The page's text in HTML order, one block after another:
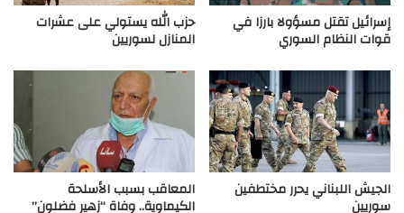
إسرائيل تقتل مسؤولا بارزا في
قوات النظام السوري
حزب الله يستولي على عشرات
المنازل لسوريين
الجيش اللبناني يحرر مختطفين
سوريين
المعاقب بسبب الأسلحة
الكيماوية.. وفاة “زهير فضلون”